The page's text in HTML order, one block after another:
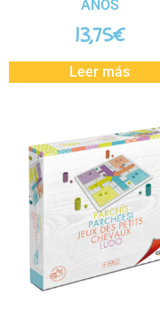
AÑOS
13,75€
Leer más